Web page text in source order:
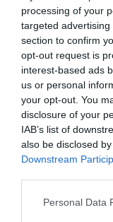
processing of your
targeted
section to confirm
opt-out request is
interest-based ads
us or personal
your opt-out. You
disclosure of your
IAB’s list of
also be disclosed
Downstream
Personal Data